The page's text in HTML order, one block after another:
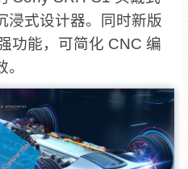
浸式设计器。同时新版
功能，可简化 CNC 编